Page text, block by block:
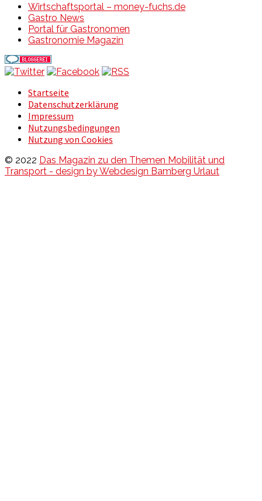
Wirtschaftsportal – money-fuchs.de
Gastro News
Portal für Gastronomen
Gastronomie Magazin
Startseite
Datenschutzerklärung
Impressum
Nutzungsbedingungen
Nutzung von Cookies
© 2022 Das Magazin zu den Themen Mobilität und
Transport - design by Webdesign Bamberg Urlaut